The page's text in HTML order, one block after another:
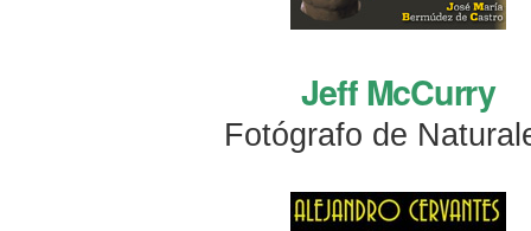
Jeff McCurry
Fotógrafo de